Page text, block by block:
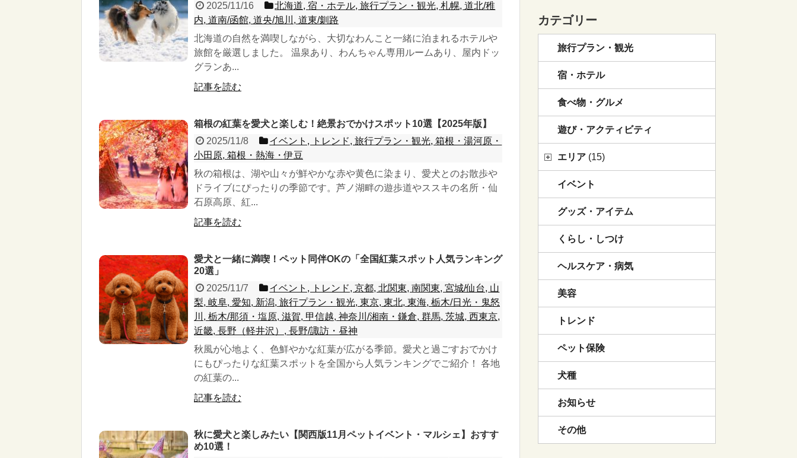
2025/11/16
北海道, 宿・ホテル, 旅行プラン・観光, 札幌, 道北/稚
内, 道南/函館, 道央/旭川, 道東/釧路
北海道の自然を満喫しながら、大切なわんこと一緒に泊まれるホテルや
旅館を厳選しました。 温泉あり、わんちゃん専用ルームあり、屋内ドッ
グランあ...
記事を読む
箱根の紅葉を愛犬と楽しむ！絶景おでかけスポット10選【2025年版】
2025/11/8
イベント, トレンド, 旅行プラン・観光, 箱根・湯河原・
小田原, 箱根・熱海・伊豆
秋の箱根は、湖や山々が鮮やかな赤や黄色に染まり、愛犬とのお散歩や
ドライブにぴったりの季節です。芦ノ湖畔の遊歩道やススキの名所・仙
石原高原、紅...
記事を読む
愛犬と一緒に満喫！ペット同伴OKの「全国紅葉スポット人気ランキング
20選」
2025/11/7
イベント, トレンド, 京都, 北関東, 南関東, 宮城/仙台, 山
梨, 岐阜, 愛知, 新潟, 旅行プラン・観光, 東京, 東北, 東海, 栃木/日光・鬼怒
川, 栃木/那須・塩原, 滋賀, 甲信越, 神奈川/湘南・鎌倉, 群馬, 茨城, 西東京,
近畿, 長野（軽井沢）, 長野/諏訪・昼神
秋風が心地よく、色鮮やかな紅葉が広がる季節。愛犬と過ごすおでかけ
にもぴったりな紅葉スポットを全国から人気ランキングでご紹介！ 各地
の紅葉の...
記事を読む
秋に愛犬と楽しみたい【関西版11月ペットイベント・マルシェ】おすす
め10選！
カテゴリー
旅行プラン・観光
宿・ホテル
食べ物・グルメ
遊び・アクティビティ
エリア (15)
イベント
グッズ・アイテム
くらし・しつけ
ヘルスケア・病気
美容
トレンド
ペット保険
犬種
お知らせ
その他